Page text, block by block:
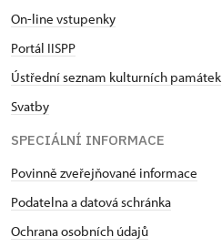
On-line vstupenky
Portál IISPP
Ústřední seznam kulturních památek
Svatby
SPECIÁLNÍ INFORMACE
Povinně zveřejňované informace
Podatelna a datová schránka
Ochrana osobních údajů